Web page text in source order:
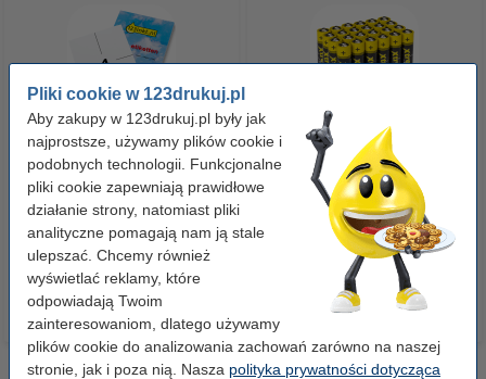
Pliki cookie w 123drukuj.pl
Aby zakupy w 123drukuj.pl były jak
najprostsze, używamy plików cookie i
podobnych technologii. Funkcjonalne
pliki cookie zapewniają prawidłowe
działanie strony, natomiast pliki
analityczne pomagają nam ją stale
ulepszać. Chcemy również
wyświetlać reklamy, które
odpowiadają Twoim
zainteresowaniom, dlatego używamy
plików cookie do analizowania zachowań zarówno na naszej
stronie, jak i poza nią. Nasza polityka prywatności dotycząca
Etykiety wysyłkowe A6 (105 x
148 mm), 100 etykiet, 123drukuj
14,90 zł z VAT
Baterie AAA LR03 123drukuj
Xtreme Power MN2400, 24
sztuki
35,00 zł z VAT